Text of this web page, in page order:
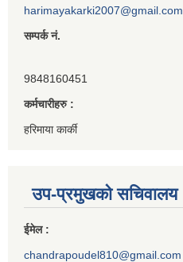
harimayakarki2007@gmail.com
सम्पर्क नं.
9848160451
कर्मचारीहरु :
हरिमाया कार्की
उप-प्रमुखको सचिवालय
ईमेल :
chandrapoudel810@gmail.com